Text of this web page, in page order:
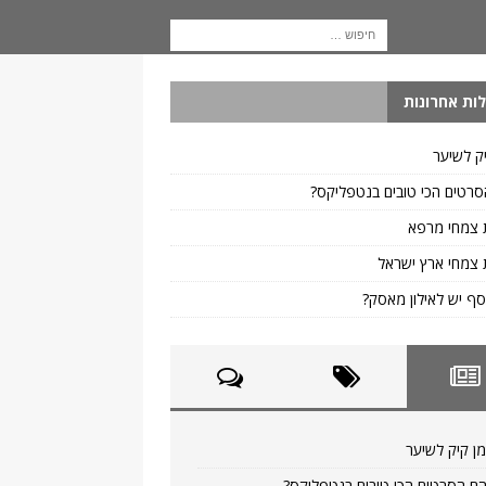
אחרונות
לשיער
הכי טובים בנטפליקס?
צמחי מרפא
צמחי ארץ ישראל
יש לאילון מאסק?
קיק לשיער